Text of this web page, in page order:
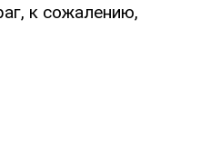
к сожалению,